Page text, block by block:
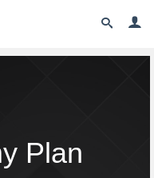
Plan